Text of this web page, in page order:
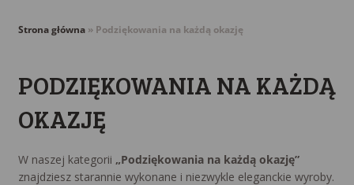
Strona główna» Podziękowania na każdą okazję
PODZIĘKOWANIA NA KAŻDĄ
OKAZJĘ
W naszej kategorii „Podziękowania na każdą okazję”
znajdziesz starannie wykonane i niezwykle eleganckie wyroby.